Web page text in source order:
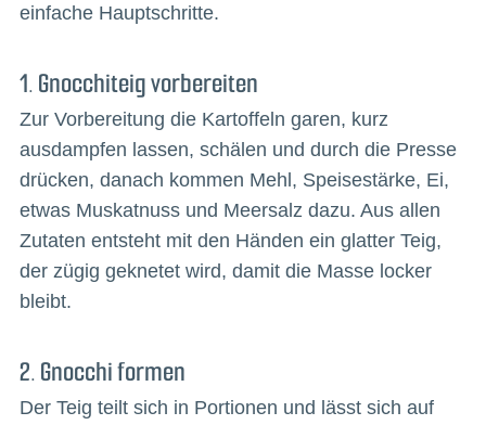
einfache Hauptschritte.
1. Gnocchiteig vorbereiten
Zur Vorbereitung die Kartoffeln garen, kurz
ausdampfen lassen, schälen und durch die Presse
drücken, danach kommen Mehl, Speisestärke, Ei,
etwas Muskatnuss und Meersalz dazu. Aus allen
Zutaten entsteht mit den Händen ein glatter Teig,
der zügig geknetet wird, damit die Masse locker
bleibt.
2. Gnocchi formen
Der Teig teilt sich in Portionen und lässt sich auf